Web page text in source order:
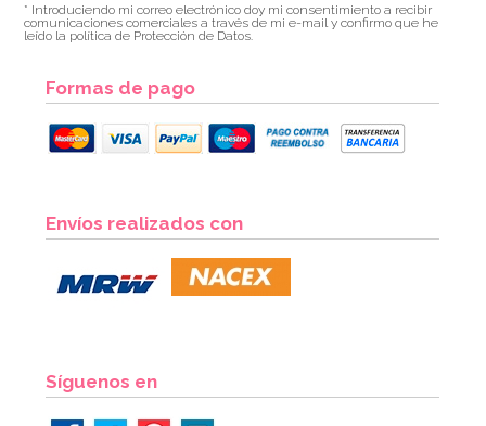
1,65€
* Introduciendo mi correo electrónico doy mi consentimiento a recibir
comunicaciones comerciales a través de mi e-mail y confirmo que he
leído la política de Protección de Datos.
Formas de pago
Envíos realizados con
Síguenos en